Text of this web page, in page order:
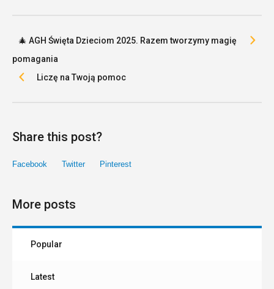
🎄 AGH Święta Dzieciom 2025. Razem tworzymy magię
pomagania
Liczę na Twoją pomoc
Share this post?
Facebook Twitter Pinterest
More posts
Popular
Latest